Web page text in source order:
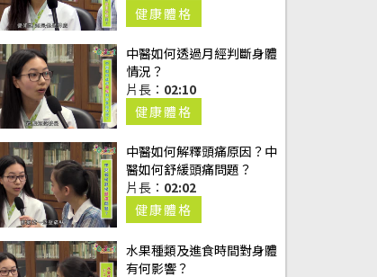
健康體格
中醫如何透過月經判斷身體
情況？
片長： 02:10
健康體格
中醫如何解釋頭痛原因？中
醫如何舒緩頭痛問題？
片長： 02:02
健康體格
水果種類及進食時間對身體
有何影響？